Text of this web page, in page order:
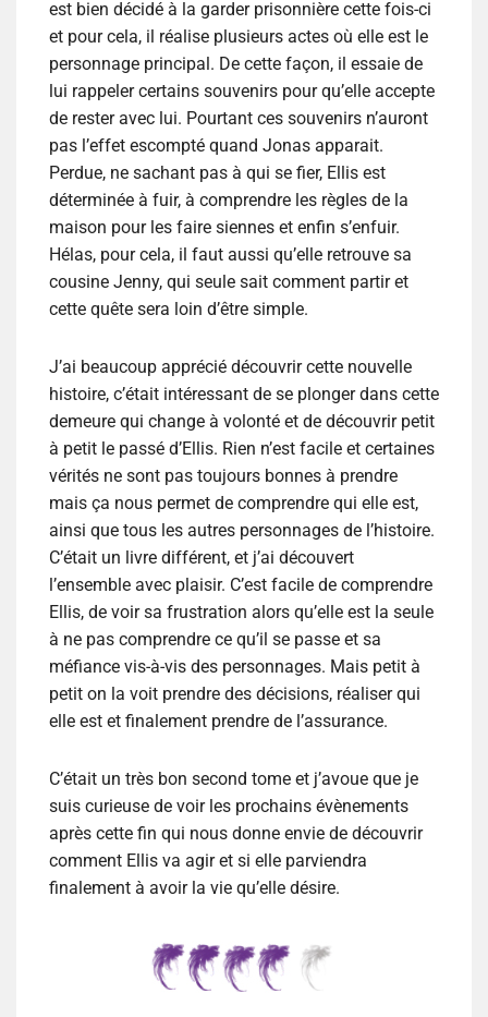
est bien décidé à la garder prisonnière cette fois-ci
et pour cela, il réalise plusieurs actes où elle est le
personnage principal. De cette façon, il essaie de
lui rappeler certains souvenirs pour qu’elle accepte
de rester avec lui. Pourtant ces souvenirs n’auront
pas l’effet escompté quand Jonas apparait.
Perdue, ne sachant pas à qui se fier, Ellis est
déterminée à fuir, à comprendre les règles de la
maison pour les faire siennes et enfin s’enfuir.
Hélas, pour cela, il faut aussi qu’elle retrouve sa
cousine Jenny, qui seule sait comment partir et
cette quête sera loin d’être simple.
J’ai beaucoup apprécié découvrir cette nouvelle
histoire, c’était intéressant de se plonger dans cette
demeure qui change à volonté et de découvrir petit
à petit le passé d’Ellis. Rien n’est facile et certaines
vérités ne sont pas toujours bonnes à prendre
mais ça nous permet de comprendre qui elle est,
ainsi que tous les autres personnages de l’histoire.
C’était un livre différent, et j’ai découvert
l’ensemble avec plaisir. C’est facile de comprendre
Ellis, de voir sa frustration alors qu’elle est la seule
à ne pas comprendre ce qu’il se passe et sa
méfiance vis-à-vis des personnages. Mais petit à
petit on la voit prendre des décisions, réaliser qui
elle est et finalement prendre de l’assurance.
C’était un très bon second tome et j’avoue que je
suis curieuse de voir les prochains évènements
après cette fin qui nous donne envie de découvrir
comment Ellis va agir et si elle parviendra
finalement à avoir la vie qu’elle désire.